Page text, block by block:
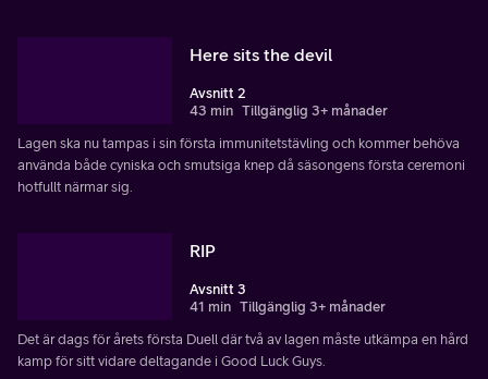
Here sits the devil
Avsnitt 2
43 min Tillgänglig 3+ månader
Lagen ska nu tampas i sin första immunitetstävling och kommer behöva
använda både cyniska och smutsiga knep då säsongens första ceremoni
hotfullt närmar sig.
RIP
Avsnitt 3
41 min Tillgänglig 3+ månader
Det är dags för årets första Duell där två av lagen måste utkämpa en hård
kamp för sitt vidare deltagande i Good Luck Guys.